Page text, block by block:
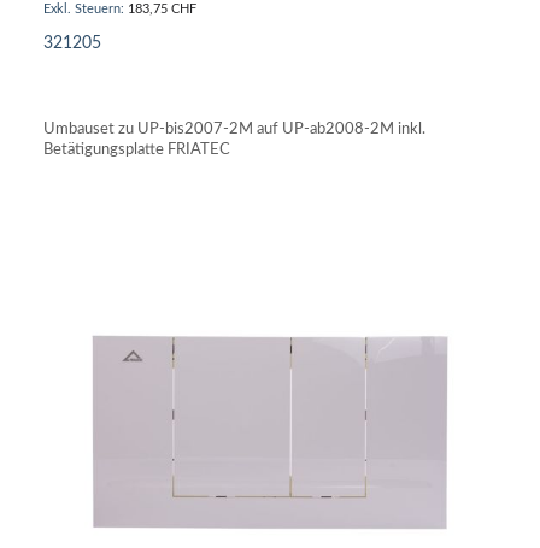
183,75 CHF
321205
Umbauset zu UP-bis2007-2M auf UP-ab2008-2M inkl.
Betätigungsplatte FRIATEC